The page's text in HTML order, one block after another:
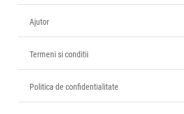
Ajutor
Termeni si conditii
Politica de confidentialitate